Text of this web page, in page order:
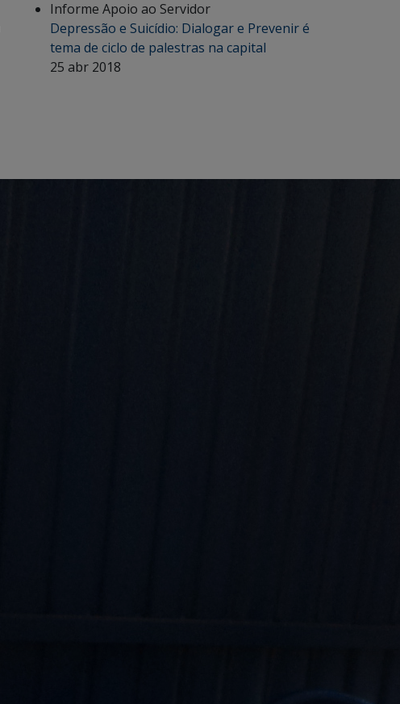
Informe Apoio ao Servidor
Depressão e Suicídio: Dialogar e Prevenir é
tema de ciclo de palestras na capital
25 abr 2018